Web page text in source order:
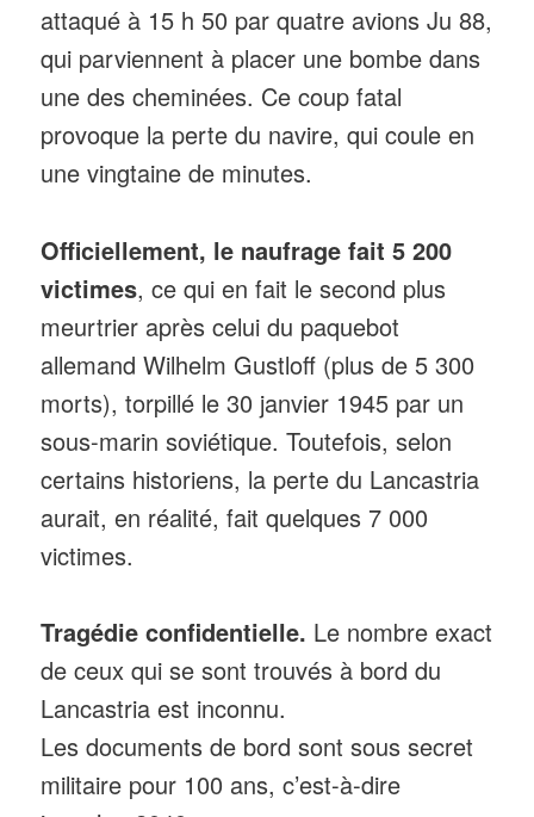
attaqué à 15 h 50 par quatre avions Ju 88,
qui parviennent à placer une bombe dans
une des cheminées. Ce coup fatal
provoque la perte du navire, qui coule en
une vingtaine de minutes.
Officiellement, le naufrage fait 5 200
victimes, ce qui en fait le second plus
meurtrier après celui du paquebot
allemand Wilhelm Gustloff (plus de 5 300
morts), torpillé le 30 janvier 1945 par un
sous-marin soviétique. Toutefois, selon
certains historiens, la perte du Lancastria
aurait, en réalité, fait quelques 7 000
victimes.
Tragédie confidentielle. Le nombre exact
de ceux qui se sont trouvés à bord du
Lancastria est inconnu.
Les documents de bord sont sous secret
militaire pour 100 ans, c’est-à-dire